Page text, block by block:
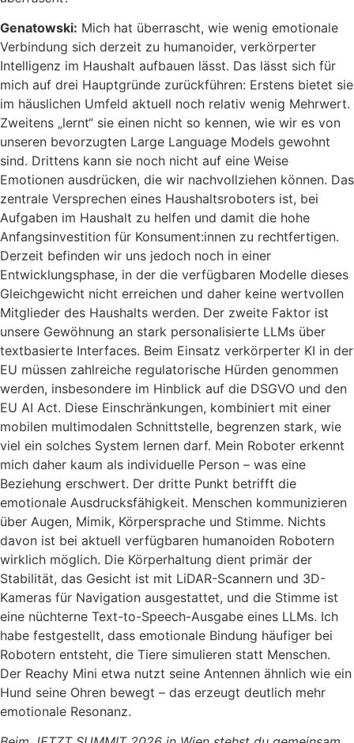
Genatowski: Mich hat überrascht, wie wenig emotionale
Verbindung sich derzeit zu humanoider, verkörperter
Intelligenz im Haushalt aufbauen lässt. Das lässt sich für
mich auf drei Hauptgründe zurückführen: Erstens bietet sie
im häuslichen Umfeld aktuell noch relativ wenig Mehrwert.
Zweitens „lernt“ sie einen nicht so kennen, wie wir es von
unseren bevorzugten Large Language Models gewohnt
sind. Drittens kann sie noch nicht auf eine Weise
Emotionen ausdrücken, die wir nachvollziehen können. Das
zentrale Versprechen eines Haushaltsroboters ist, bei
Aufgaben im Haushalt zu helfen und damit die hohe
Anfangsinvestition für Konsument:innen zu rechtfertigen.
Derzeit befinden wir uns jedoch noch in einer
Entwicklungsphase, in der die verfügbaren Modelle dieses
Gleichgewicht nicht erreichen und daher keine wertvollen
Mitglieder des Haushalts werden. Der zweite Faktor ist
unsere Gewöhnung an stark personalisierte LLMs über
textbasierte Interfaces. Beim Einsatz verkörperter KI in der
EU müssen zahlreiche regulatorische Hürden genommen
werden, insbesondere im Hinblick auf die DSGVO und den
EU AI Act. Diese Einschränkungen, kombiniert mit einer
mobilen multimodalen Schnittstelle, begrenzen stark, wie
viel ein solches System lernen darf. Mein Roboter erkennt
mich daher kaum als individuelle Person – was eine
Beziehung erschwert. Der dritte Punkt betrifft die
emotionale Ausdrucksfähigkeit. Menschen kommunizieren
über Augen, Mimik, Körpersprache und Stimme. Nichts
davon ist bei aktuell verfügbaren humanoiden Robotern
wirklich möglich. Die Körperhaltung dient primär der
Stabilität, das Gesicht ist mit LiDAR-Scannern und 3D-
Kameras für Navigation ausgestattet, und die Stimme ist
eine nüchterne Text-to-Speech-Ausgabe eines LLMs. Ich
habe festgestellt, dass emotionale Bindung häufiger bei
Robotern entsteht, die Tiere simulieren statt Menschen.
Der Reachy Mini etwa nutzt seine Antennen ähnlich wie ein
Hund seine Ohren bewegt – das erzeugt deutlich mehr
emotionale Resonanz.